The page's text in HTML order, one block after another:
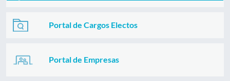
Portal de Cargos Electos
Portal de Empresas